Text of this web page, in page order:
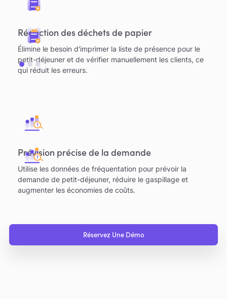
Réduction des déchets de papier
Élimine le besoin d'imprimer la liste de présence pour le
petit-déjeuner et de vérifier manuellement les clients, ce
qui réduit les erreurs.
Prévision précise de la demande
Utilise les données de fréquentation pour prévoir la
demande de petit-déjeuner, réduire le gaspillage et
augmenter les économies de coûts.
Réservez Une Démo